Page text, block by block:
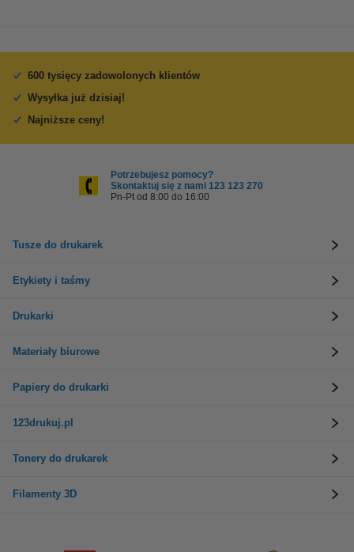
600 tysięcy zadowolonych klientów
Wysyłka już dzisiaj!
Najniższe ceny!
Potrzebujesz pomocy?
Skontaktuj się z nami 123 123 270
Pn-Pt od 8:00 do 16:00
Tusze do drukarek
Etykiety i taśmy
Drukarki
Materiały biurowe
Papiery do drukarki
123drukuj.pl
Tonery do drukarek
Filamenty 3D